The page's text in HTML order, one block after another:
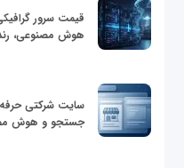
هوش مصنوعی،
سایت شرکتی
جستجو و هوش